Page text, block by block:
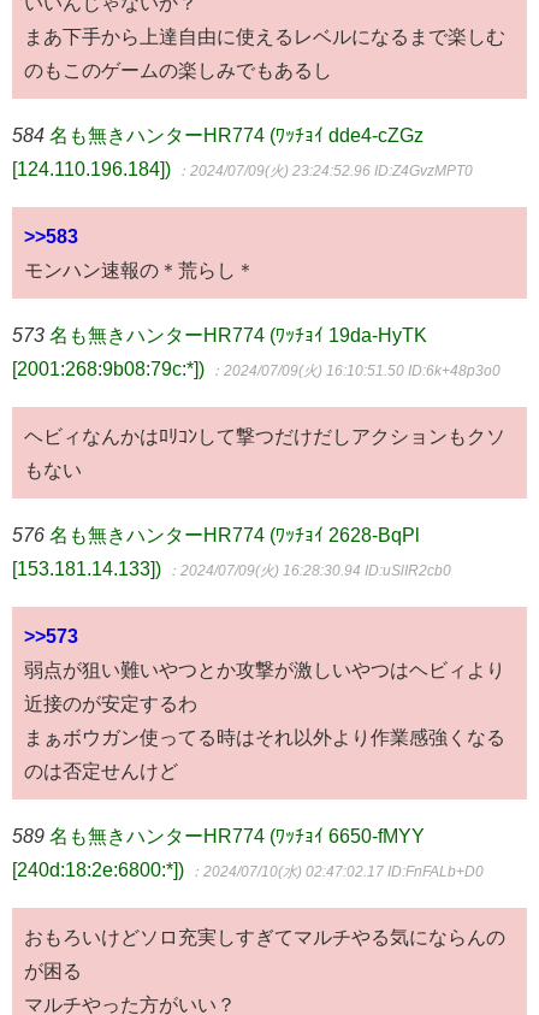
まあ下手から上達自由に使えるレベルになるまで楽しむ
のもこのゲームの楽しみでもあるし
584 名も無きハンターHR774 (ﾜｯﾁｮｲ dde4-cZGz
[124.110.196.184])
：2024/07/09(火) 23:24:52.96 ID:Z4GvzMPT0
>>583
モンハン速報の＊荒らし＊
573 名も無きハンターHR774 (ﾜｯﾁｮｲ 19da-HyTK
[2001:268:9b08:79c:*])
：2024/07/09(火) 16:10:51.50 ID:6k+48p3o0
ヘビィなんかはﾛﾘｺﾝして撃つだけだしアクションもクソ
もない
576 名も無きハンターHR774 (ﾜｯﾁｮｲ 2628-BqPl
[153.181.14.133])
：2024/07/09(火) 16:28:30.94 ID:uSlIR2cb0
>>573
弱点が狙い難いやつとか攻撃が激しいやつはヘビィより
近接のが安定するわ
まぁボウガン使ってる時はそれ以外より作業感強くなる
のは否定せんけど
589 名も無きハンターHR774 (ﾜｯﾁｮｲ 6650-fMYY
[240d:18:2e:6800:*])
：2024/07/10(水) 02:47:02.17 ID:FnFALb+D0
おもろいけどソロ充実しすぎてマルチやる気にならんの
が困る
マルチやった方がいい？